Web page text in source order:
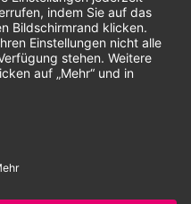
Vorkasse